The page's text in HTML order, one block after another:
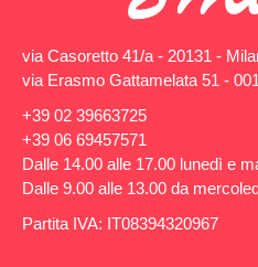
via Casoretto 41/a - 20131 -
via Erasmo Gattamelata 51 -
+39 02 39663725
+39 06 69457571
Dalle 14.00 alle 17.00 lunedì e
Dalle 9.00 alle 13.00 da
Partita IVA: IT08394320967